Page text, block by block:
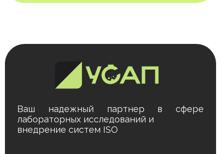
Ваш надежный партнер в сфере
лабораторных исследований и
внедрение систем ISO